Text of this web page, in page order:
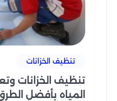
تنظيف الخزانات
تنظيف الخزانات
المياه بأفضل